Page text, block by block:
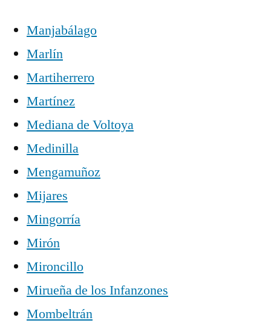
Manjabálago
Marlín
Martiherrero
Martínez
Mediana de Voltoya
Medinilla
Mengamuñoz
Mijares
Mingorría
Mirón
Mironcillo
Mirueña de los Infanzones
Mombeltrán